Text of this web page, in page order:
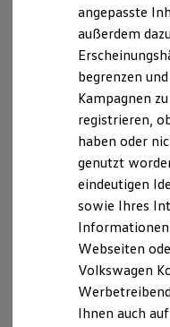
XTL-
Ersatzteile und
Original
myVolkswagen
Elektrisch & Autonom
Elektro - &
Unser
Reichweite &
Wallbox
Förderung &
Registergericht:
Registernummer:
Registergericht:
Registernummer:
**Berufsrechtliche
LexauZuständige
Handelskammer zu
https://wis.ihk.de/
Regelungen:
http://www.gesetze-
internet.de/hwo/
angepasste
außerdem
begrenzen
Kampagnen
registrieren,
haben oder
genutzt
eindeutigen
sowie Ihres
Webseiten
Volkswagen
Ihnen auch